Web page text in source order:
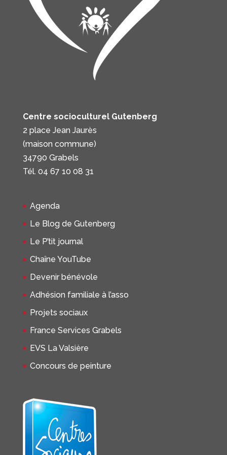
Centre socioculturel Gutenberg
2 place Jean Jaurès
(maison commune)
34790 Grabels
Tél. 04 67 10 08 31
Agenda
Le Blog de Gutenberg
Le P’tit journal
Chaîne YouTube
Devenir bénévole
Adhésion familiale à l’asso
Projets sociaux
France Services Grabels
EVS La Valsière
Concours de peinture